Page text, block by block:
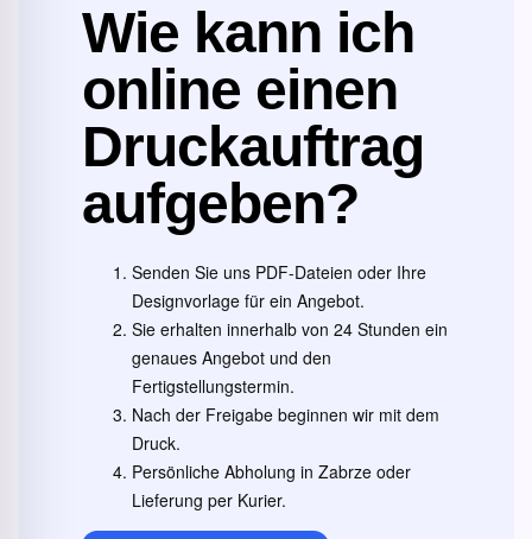
Wie kann ich
online einen
Druckauftrag
aufgeben?
Senden Sie uns PDF-Dateien oder Ihre
Designvorlage für ein Angebot.
Sie erhalten innerhalb von 24 Stunden ein
genaues Angebot und den
Fertigstellungstermin.
Nach der Freigabe beginnen wir mit dem
Druck.
Persönliche Abholung in Zabrze oder
Lieferung per Kurier.